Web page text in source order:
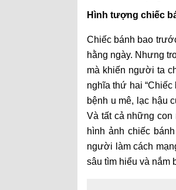
Hình tượng chiếc
Chiếc bánh bao
hằng ngày. Nhưng
mà khiến người ta
nghĩa thứ hai
bệnh u mê, lạc hậu
Và tất cả những
hình ảnh chiếc
người làm cách
sâu tìm hiểu và nắm